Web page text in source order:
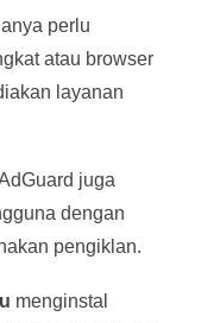
perlu
atau browser
layanan
juga
dengan
pengiklan.
menginstal